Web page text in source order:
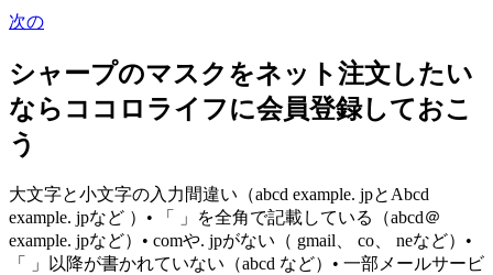
次の
シャープのマスクをネット注文したい
ならココロライフに会員登録しておこ
う
大文字と小文字の入力間違い（abcd example. jpとAbcd
example. jpなど ）• 「 」を全角で記載している（abcd＠
example. jpなど）• comや. jpがない（ gmail、 co、 neなど）•
「 」以降が書かれていない（abcd など）• 一部メールサービ